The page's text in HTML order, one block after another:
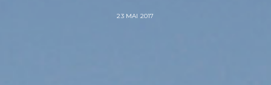
POSTED
23 MAI 2017